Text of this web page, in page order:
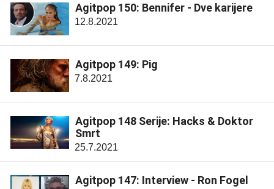
Agitpop 150: Bennifer - Dve karijere
12.8.2021
Agitpop 149: Pig
7.8.2021
Agitpop 148 Serije: Hacks & Doktor
Smrt
25.7.2021
Agitpop 147: Interview - Ron Fogel